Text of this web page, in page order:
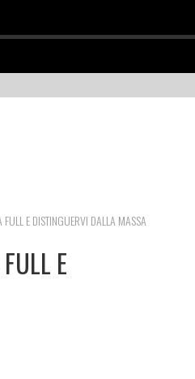
E DISTINGUERVI DALLA MASSA
E